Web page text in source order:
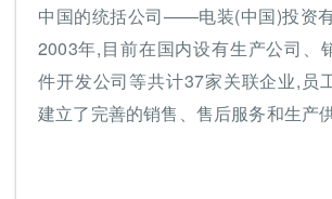
中国的统括公司——电装(中国)投资
2003年,目前在国内设有生产公司、
件开发公司等共计37家关联企业,员
建立了完善的销售、售后服务和生产